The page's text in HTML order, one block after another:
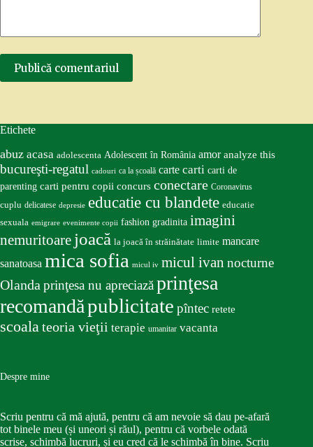
Publică comentariul
Etichete
abuz acasa adolescenta Adolescent în România amor analyze this
bucureşti-regatul cadouri ca la școală carte carti carti de
parenting carti pentru copii concurs conectare Coronavirus
cuplu delicatese depresie educatie cu blandete educatie
sexuala emigrare evenimente copii fashion gradinita imagini
nemuritoare joacă la joacă în străinătate limite mancare
sanatoasa mica sofia micul iv micul ivan nocturne
Olandaprinţesa nu apreciazăprinţesa
recomandăpublicitate pîntec retete
scoalateoria vieţii terapie umanitar vacanta
Despre mine
Scriu pentru că mă ajută, pentru că am nevoie să dau pe-afară
tot binele meu (și uneori și răul), pentru că vorbele odată
scrise, schimbă lucruri, și eu cred că le schimbă în bine. Scriu